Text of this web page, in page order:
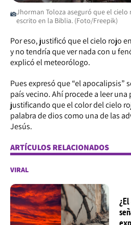
Jhorman Toloza aseguró que el cielo
escrito en la Biblia. (Foto/Freepik)
Por eso, justificó que el cielo rojo
y no tendría que ver nada con u
explicó el meteorólogo.
Pues expresó que “el apocalipsis”
país vecino. Ahí procede a leer una
justificando que el color del cielo
palabra de dios como una de las
Jesús.
ARTÍCULOS RELACIONADOS
VIRAL